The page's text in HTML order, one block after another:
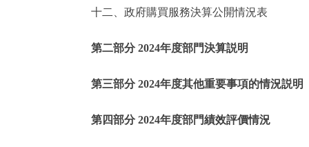
綠色北京
ENGLISH
十二、政府購買服務決算公開情況表
第二部分 2024年度部門決算説明
第三部分 2024年度其他重要事項的情況説明
第四部分 2024年度部門績效評價情況